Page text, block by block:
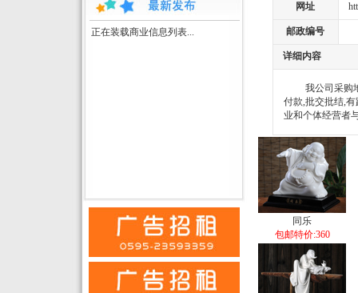
正在装载商业信息列表...
网址
邮政编号
详细内容
我公司采购地
付款,批交批结,
业和个体经营者
同乐
包邮特价:360